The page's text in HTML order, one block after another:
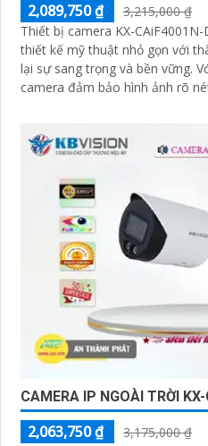
2,089,750 ₫
3,215,000 ₫
Thiết bị camera KX-
thiết kế mỹ thuật nhỏ gọn với
lại sự sang trọng và bền vững. Với độ phân giải Ultra 2k,
camera đảm bảo hình ảnh rõ
CAMERA IP NGOÀI TRỜI
2,063,750 ₫
3,175,000 ₫